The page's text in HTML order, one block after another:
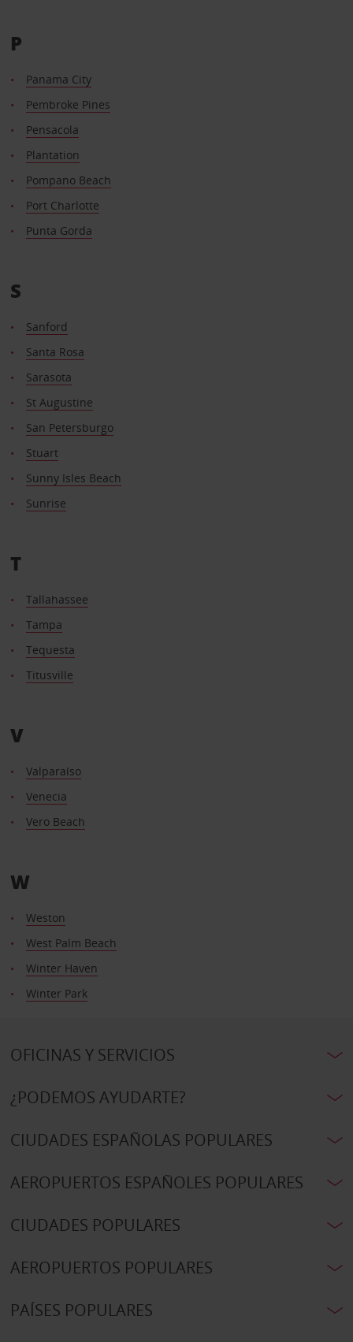
P
Panama City
Pembroke Pines
Pensacola
Plantation
Pompano Beach
Port Charlotte
Punta Gorda
S
Sanford
Santa Rosa
Sarasota
St Augustine
San Petersburgo
Stuart
Sunny Isles Beach
Sunrise
T
Tallahassee
Tampa
Tequesta
Titusville
V
Valparaíso
Venecia
Vero Beach
W
Weston
West Palm Beach
Winter Haven
Winter Park
OFICINAS Y SERVICIOS
¿PODEMOS AYUDARTE?
CIUDADES ESPAÑOLAS POPULARES
AEROPUERTOS ESPAÑOLES POPULARES
CIUDADES POPULARES
AEROPUERTOS POPULARES
PAÍSES POPULARES